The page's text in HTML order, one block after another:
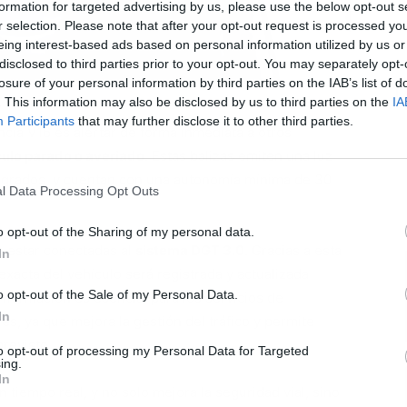
for targeted advertising by us, please use the below opt-out
selection. Please note that after your opt-out request is processed
interest-based ads based on personal information utilized by us
to third parties prior to your opt-out. You may separately
of your personal information by third parties on the IAB’s list of
This information may also be disclosed by us to third parties on the
Participants that may further disclose it to other third parties.
Data Processing Opt Outs
opt-out of the Sharing of my personal data.
opt-out of the Sale of my Personal Data.
opt-out of processing my Personal Data for Targeted
V16 es alertar de forma inmediata a otros
parado o averiado. Estas balizas emiten una luz
y cuentan con una autonomía mínima de 30
conectadas al
del vehículo será registrada y actualizada
es esencial para los servicios de
ya que mejora la gestión del tráfico y permite
real, y no solo mejora la seguridad vial, sino